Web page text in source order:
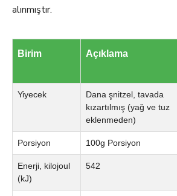
alınmıştır.
Birim Açıklama
Yiyecek
Dana şnitzel, tavada
kızartılmış (yağ ve tuz
eklenmeden)
Porsiyon 100g Porsiyon
Enerji, kilojoul
(kJ)
542